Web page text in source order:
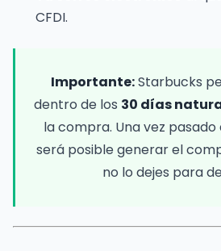
CFDI.
Importante:Starbucks
dentro de los 30 días
la compra. Una vez pasado
será posible generar el
no lo dejes para